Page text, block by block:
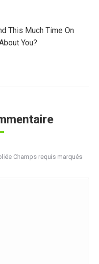
This Much Time On
You?
Champs requis marqués